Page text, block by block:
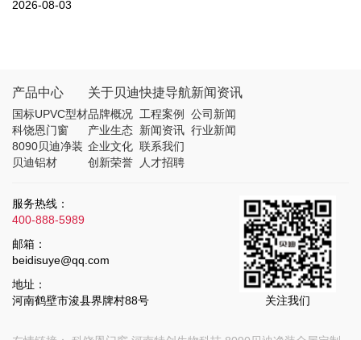
2026-08-03
产品中心
国标UPVC型材
科饶恩门窗
8090贝迪净装
贝迪铝材
关于贝迪
品牌概况
产业生态
企业文化
创新荣誉
快捷导航
工程案例
新闻资讯
联系我们
人才招聘
新闻资讯
公司新闻
行业新闻
服务热线：
400-888-5989
邮箱：
beidisuye@qq.com
地址：
河南鹤壁市浚县界牌村88号
关注我们